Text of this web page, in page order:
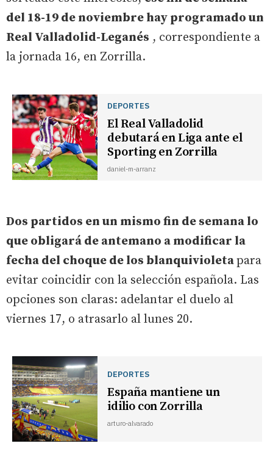
del 18-19 de noviembre hay programado un
Real Valladolid-Leganés , correspondiente a
la jornada 16, en Zorrilla.
DEPORTES
El Real Valladolid
debutará en Liga ante el
Sporting en Zorrilla
daniel-m-arranz
Dos partidos en un mismo fin de semana lo
que obligará de antemano a modificar la
fecha del choque de los blanquivioletapara
evitar coincidir con la selección española. Las
opciones son claras: adelantar el duelo al
viernes 17, o atrasarlo al lunes 20.
DEPORTES
España mantiene un
idilio con Zorrilla
arturo-alvarado